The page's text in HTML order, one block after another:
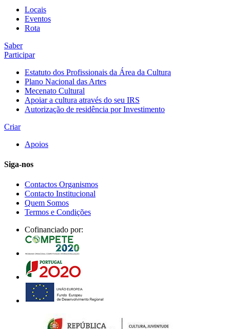
Locais
Eventos
Rota
Saber
Participar
Estatuto dos Profissionais da Área da Cultura
Plano Nacional das Artes
Mecenato Cultural
Apoiar a cultura através do seu IRS
Autorização de residência por Investimento
Criar
Apoios
Siga-nos
Contactos Organismos
Contacto Institucional
Quem Somos
Termos e Condições
Cofinanciado por: